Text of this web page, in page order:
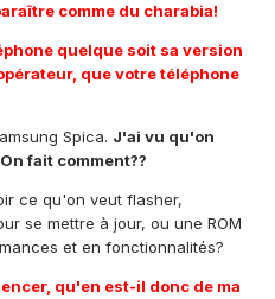
comme du charabia!
quelque soit sa version
que votre téléphone
Spica. J'ai vu qu'on
fait comment??
ce qu'on veut flasher,
se mettre à jour, ou une ROM
et en fonctionnalités?
qu'en est-il donc de ma